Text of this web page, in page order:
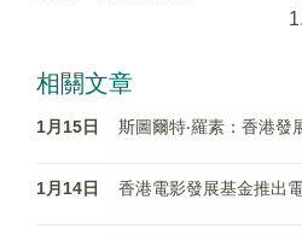
相關文章
1月15日 斯圖爾特‧羅素：香港發
1月14日 香港電影發展基金推出